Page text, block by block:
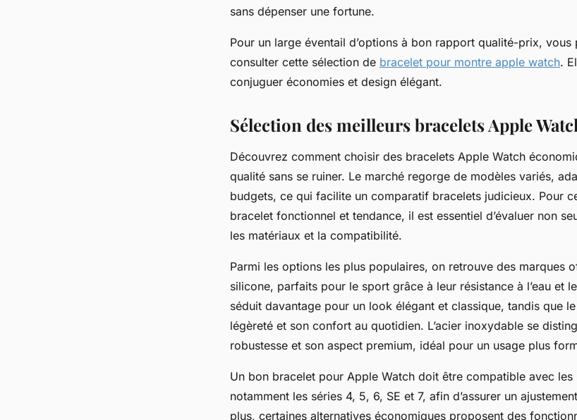
sans dépenser une fortune.
Pour un large éventail d’options à bon rapport qualité-prix, vous
consulter cette sélection de bracelet pour montre apple watch.
conjuguer économies et design élégant.
Sélection des meilleurs bracelets Apple
Découvrez comment choisir des bracelets Apple Watch
qualité sans se ruiner. Le marché regorge de modèles variés,
budgets, ce qui facilite un comparatif bracelets judicieux. Pour
bracelet fonctionnel et tendance, il est essentiel d’évaluer non
les matériaux et la compatibilité.
Parmi les options les plus populaires, on retrouve des marques
silicone, parfaits pour le sport grâce à leur résistance à l’eau et
séduit davantage pour un look élégant et classique, tandis que
légèreté et son confort au quotidien. L’acier inoxydable se
robustesse et son aspect premium, idéal pour un usage plus
Un bon bracelet pour Apple Watch doit être compatible avec les
notamment les séries 4, 5, 6, SE et 7, afin d’assurer un
plus, certaines alternatives économiques proposent des